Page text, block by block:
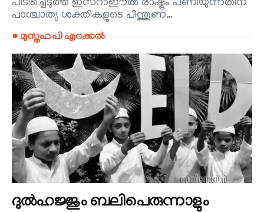
പിടിച്ചെടുത്ത് ഇസ്‌റാഈൽ രാഷ്ട്രം പണിയുന്നതിന്
പാശ്ചാത്യ ശക്തികളുടെ പിന്തുണ…
● മുസ്തഫ പി എറക്കൽ
ദുൽഹജ്ജും ബലിപെരുന്നാളും